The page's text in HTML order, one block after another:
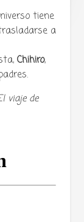
tiene
a
Chihiro,
viaje de